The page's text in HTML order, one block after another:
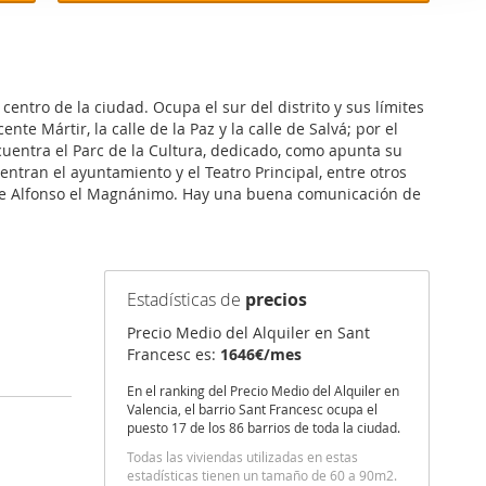
funciones
de la ciudad. Ocupa el sur del distrito y sus límites
Mártir, la calle de la Paz y la calle de Salvá; por el
el Parc de la Cultura, dedicado, como apunta su
el ayuntamiento y el Teatro Principal, entre otros
el Magnánimo. Hay una buena comunicación de
Estadísticas de precios
Precio Medio del Alquiler en Sant
Francesc es: 1646€/mes
En el ranking del Precio Medio del Alquiler en
Valencia, el barrio Sant Francesc ocupa el
puesto 17 de los 86 barrios de toda la ciudad.
Todas las viviendas utilizadas en estas
estadísticas tienen un tamaño de 60 a 90m2.